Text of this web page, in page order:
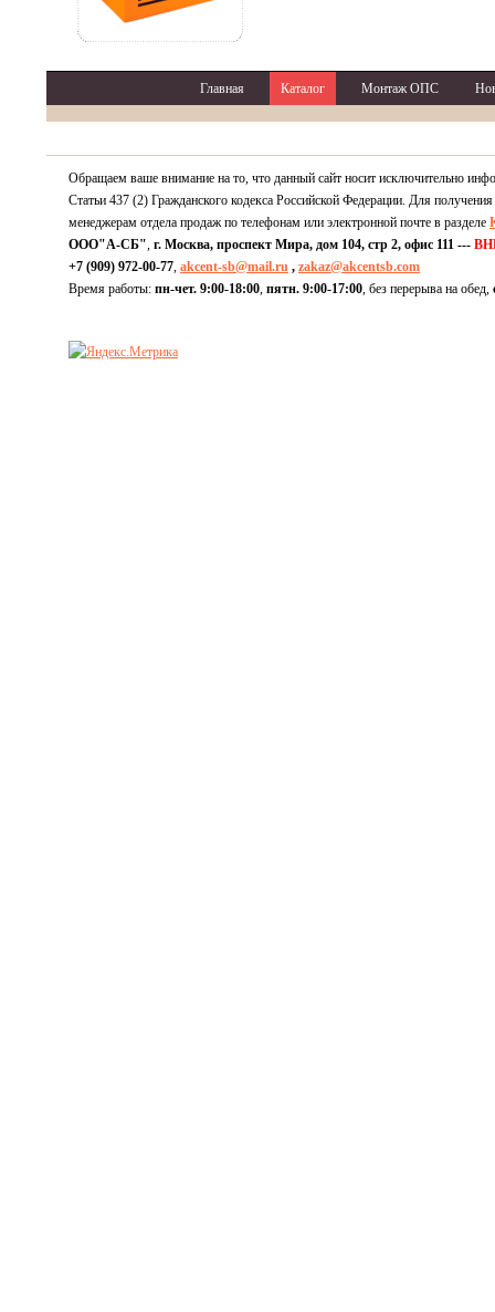
Главная Каталог Монтаж ОПС
Обращаем ваше внимание на то, что данный сайт носит исключительно
Статьи 437 (2) Гражданского кодекса Российской Федерации. Для
менеджерам отдела продаж по телефонам или электронной почте в разделе
ООО"А-СБ", г. Москва, проспект Мира, дом 104, стр 2, офис 111 ---
+7 (909) 972-00-77, akcent-sb@mail.ru , zakaz@akcentsb.com
Время работы: пн-чет. 9:00-18:00, пятн. 9:00-17:00, без перерыва на обед,